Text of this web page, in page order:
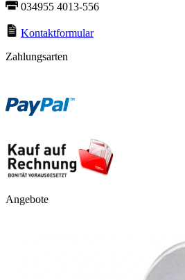
034955 4013-556
Kontaktformular
Zahlungsarten
Angebote